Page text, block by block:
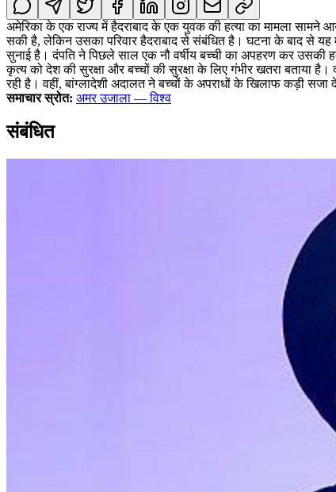
अमेरिका के एक राज्य में हैदराबाद के एक युवक की हत्या का मामला
सकी है, लेकिन उसका परिवार हैदराबाद से संबंधित है। घटना के बाद से यह
सुनाई है। दंपति ने पिछले साल एक नौ वर्षीय बच्ची का अपहरण कर उसकी
कृत्य को देश की सुरक्षा और बच्चों की सुरक्षा के लिए गंभीर खतरा बताया
रही है। वहीं, बांग्लादेशी अदालत ने बच्चों के अपराधों के खिलाफ कड़ी
समाचार स्रोत: अमर उजाला — विश्व
संबंधित